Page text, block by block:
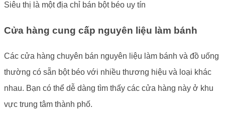
Siêu thị là một địa chỉ bán bột béo uy tín
Cửa hàng cung cấp nguyên liệu làm bánh
Các cửa hàng chuyên bán nguyên liệu làm bánh và đồ uống
thường có sẵn bột béo với nhiều thương hiệu và loại khác
nhau. Bạn có thể dễ dàng tìm thấy các cửa hàng này ở khu
vực trung tâm thành phố.